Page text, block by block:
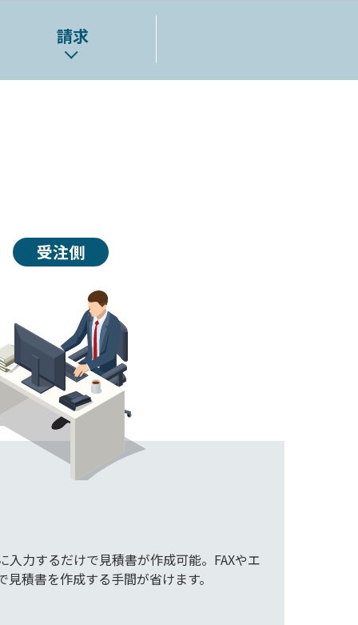
請求
受注側
入力するだけで見積書が作成可能。FAXやエ
積書を作成する手間が省けます。